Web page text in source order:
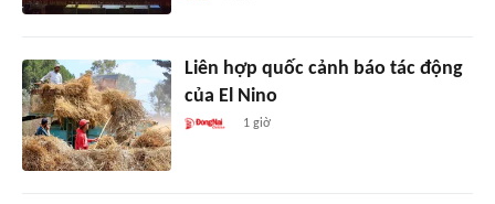
Liên hợp quốc cảnh báo tác động
của El Nino
1 giờ